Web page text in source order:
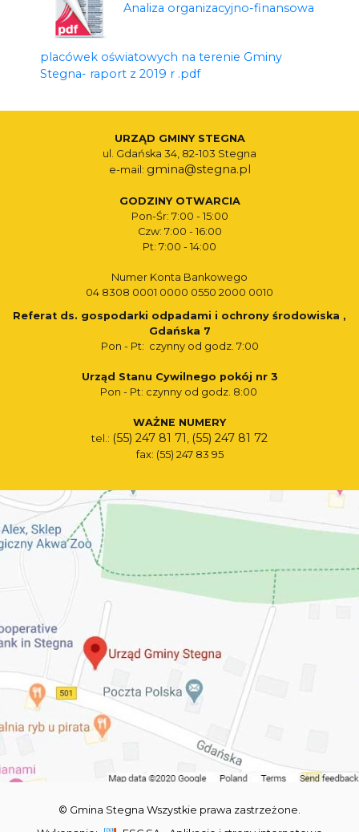
Analiza organizacyjno-finansowa
placówek oświatowych na terenie Gminy
Stegna- raport z 2019 r .pdf
URZĄD GMINY STEGNA
ul. Gdańska 34, 82-103 Stegna
e-mail: gmina@stegna.pl
GODZINY OTWARCIA
Pon-Śr: 7:00 - 15:00
Czw: 7:00 - 16:00
Pt: 7:00 - 14:00
Numer Konta Bankowego
04 8308 0001 0000 0550 2000 0010
Referat ds. gospodarki odpadami i ochrony środowiska ,
Gdańska 7
Pon - Pt: czynny od godz. 7:00
Urząd Stanu Cywilnego pokój nr 3
Pon - Pt: czynny od godz. 8:00
WAŻNE NUMERY
tel.: (55) 247 81 71 , (55) 247 81 72
fax: (55) 247 83 95
© Gmina Stegna Wszystkie prawa zastrzeżone.